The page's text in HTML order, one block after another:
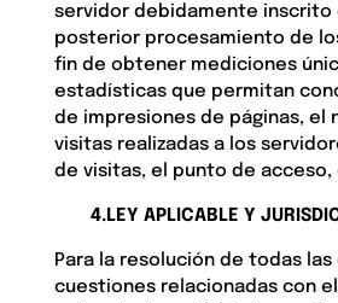
servidor debidamente inscrito
posterior procesamiento de
fin de obtener mediciones
estadísticas que permitan
de impresiones de páginas, el
visitas realizadas a los
de visitas, el punto de acceso,
4.LEY APLICABLE Y
Para la resolución de todas
cuestiones relacionadas con